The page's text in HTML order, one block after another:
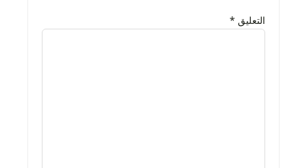
التعليق *